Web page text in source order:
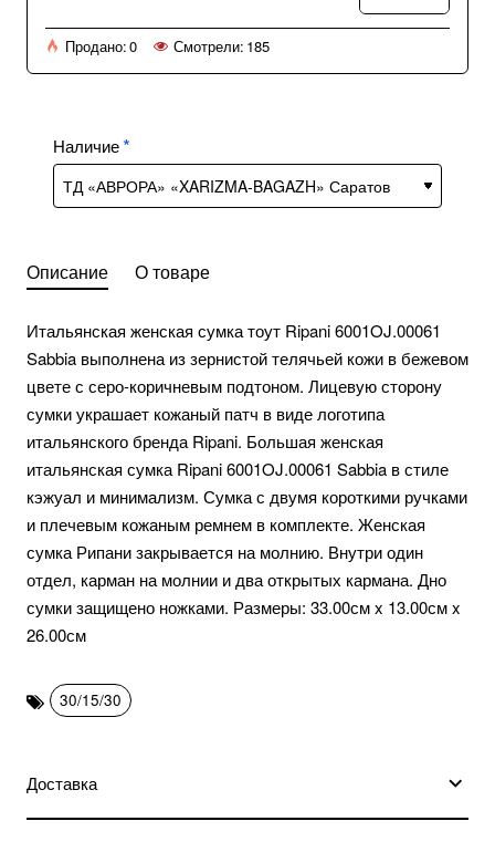
Продано:0 Смотрели: 185
Наличие
Описание О товаре
Итальянская женская сумка тоут Ripani 6001OJ.00061
Sabbia выполнена из зернистой телячьей кожи в бежевом
цвете с серо-коричневым подтоном. Лицевую сторону
сумки украшает кожаный патч в виде логотипа
итальянского бренда Ripani. Большая женская
итальянская сумка Ripani 6001OJ.00061 Sabbia в стиле
кэжуал и минимализм. Сумка с двумя короткими ручками
и плечевым кожаным ремнем в комплекте. Женская
сумка Рипани закрывается на молнию. Внутри один
отдел, карман на молнии и два открытых кармана. Дно
сумки защищено ножками. Размеры: 33.00см x 13.00см x
26.00см
30/15/30
Доставка